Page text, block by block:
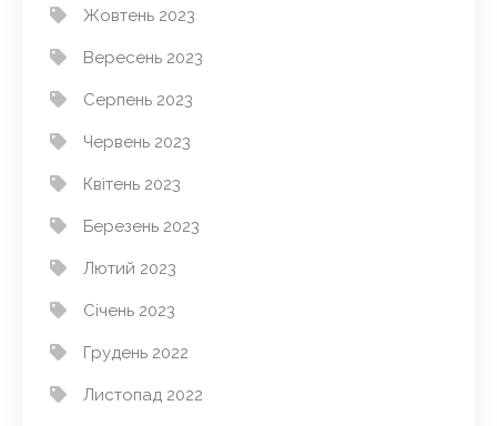
Жовтень 2023
Вересень 2023
Серпень 2023
Червень 2023
Квітень 2023
Березень 2023
Лютий 2023
Січень 2023
Грудень 2022
Листопад 2022